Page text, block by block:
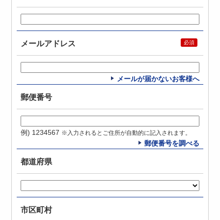
メールアドレス
メールが届かないお客様へ
郵便番号
例) 1234567 ※入力されるとご住所が自動的に記入されます。
郵便番号を調べる
都道府県
市区町村